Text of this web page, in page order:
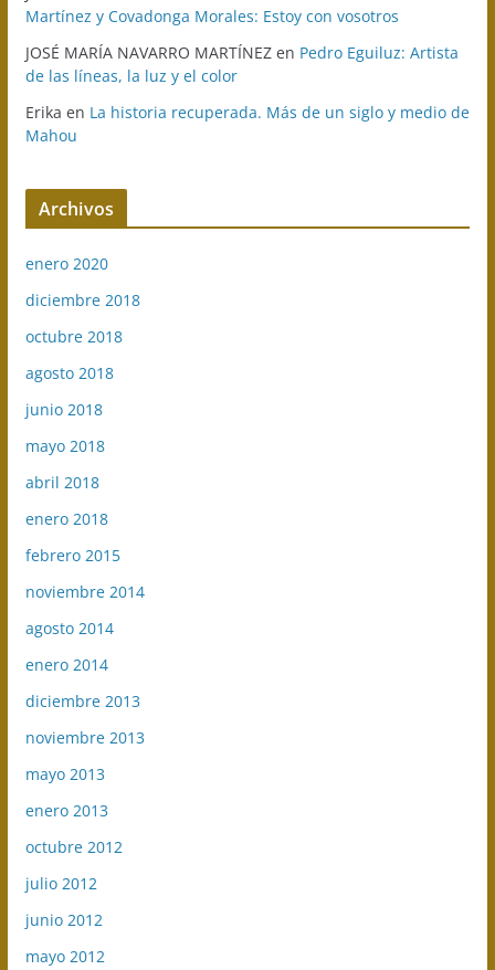
Martínez y Covadonga Morales: Estoy con vosotros
JOSÉ MARÍA NAVARRO MARTÍNEZen Pedro Eguiluz: Artista
de las líneas, la luz y el color
Erika en La historia recuperada. Más de un siglo y medio de
Mahou
Archivos
enero 2020
diciembre 2018
octubre 2018
agosto 2018
junio 2018
mayo 2018
abril 2018
enero 2018
febrero 2015
noviembre 2014
agosto 2014
enero 2014
diciembre 2013
noviembre 2013
mayo 2013
enero 2013
octubre 2012
julio 2012
junio 2012
mayo 2012